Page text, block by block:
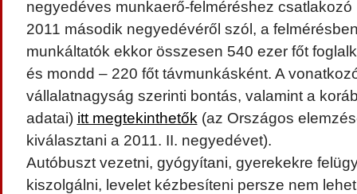
negyedéves munkaerő-felméréshez
2011 második negyedévéről szól, a
munkáltatók ekkor összesen 540 ezer főt
és mondd – 220 főt távmunkásként. A
vállalatnagyság szerinti bontás, valamint a
adatai) itt megtekinthetők (az Országos
kiválasztani a 2011. II. negyedévet).
Autóbuszt vezetni, gyógyítani, gyerekekre
kiszolgálni, levelet kézbesíteni persze nem